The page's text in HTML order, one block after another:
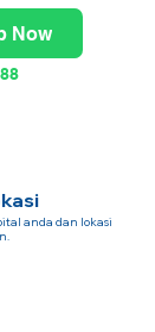
Now
anda dan lokasi